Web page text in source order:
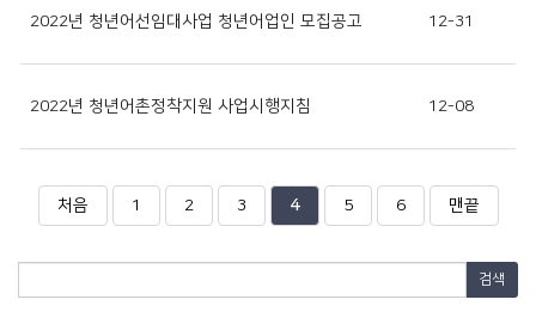
2022년 청년어선임대사업 청년어업인 모집공고 12-31
2022년 청년어촌정착지원 사업시행지침 12-08
처음 1
이
2페
이
3페
이
열
린
4
페
이
5페
이
6페
이
맨끝
색